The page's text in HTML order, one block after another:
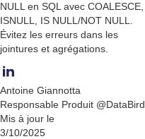
NULL en SQL avec COALESCE,
ISNULL, IS NULL/NOT NULL.
Évitez les erreurs dans les
jointures et agrégations.
Antoine Giannotta
Responsable Produit @DataBird
Mis à jour le
3/10/2025